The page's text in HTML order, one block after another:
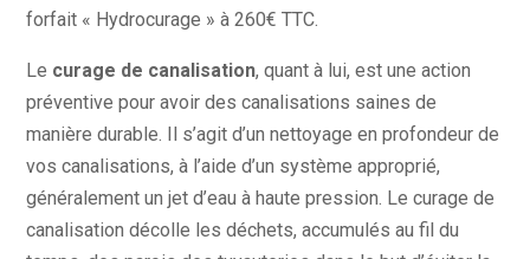
forfait « Hydrocurage » à 260€ TTC.
Le curage de canalisation, quant à lui, est une action
préventive pour avoir des canalisations saines de
manière durable. Il s’agit d’un nettoyage en profondeur de
vos canalisations, à l’aide d’un système approprié,
généralement un jet d’eau à haute pression. Le curage de
canalisation décolle les déchets, accumulés au fil du